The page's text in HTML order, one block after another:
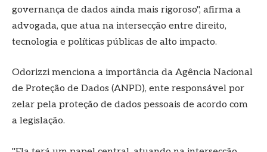
governança de dados ainda mais rigoroso", afirma a
advogada, que atua na intersecção entre direito,
tecnologia e políticas públicas de alto impacto.
Odorizzi menciona a importância da Agência Nacional
de Proteção de Dados (ANPD), ente responsável por
zelar pela proteção de dados pessoais de acordo com
a legislação.